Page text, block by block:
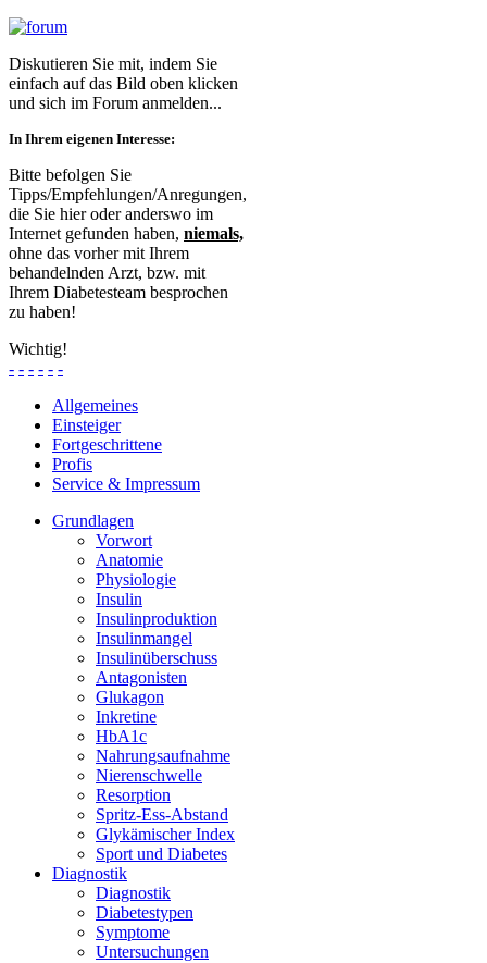
Diskutieren Sie mit, indem Sie
einfach auf das Bild oben klicken
und sich im Forum anmelden...
In Ihrem eigenen Interesse:
Bitte befolgen Sie
Tipps/Empfehlungen/Anregungen,
die Sie hier oder anderswo im
Internet gefunden haben, niemals,
ohne das vorher mit Ihrem
behandelnden Arzt, bzw. mit
Ihrem Diabetesteam besprochen
zu haben!
Wichtig!
- - - - - -
Allgemeines
Einsteiger
Fortgeschrittene
Profis
Service & Impressum
Grundlagen
Vorwort
Anatomie
Physiologie
Insulin
Insulinproduktion
Insulinmangel
Insulinüberschuss
Antagonisten
Glukagon
Inkretine
HbA1c
Nahrungsaufnahme
Nierenschwelle
Resorption
Spritz-Ess-Abstand
Glykämischer Index
Sport und Diabetes
Diagnostik
Diagnostik
Diabetestypen
Symptome
Untersuchungen